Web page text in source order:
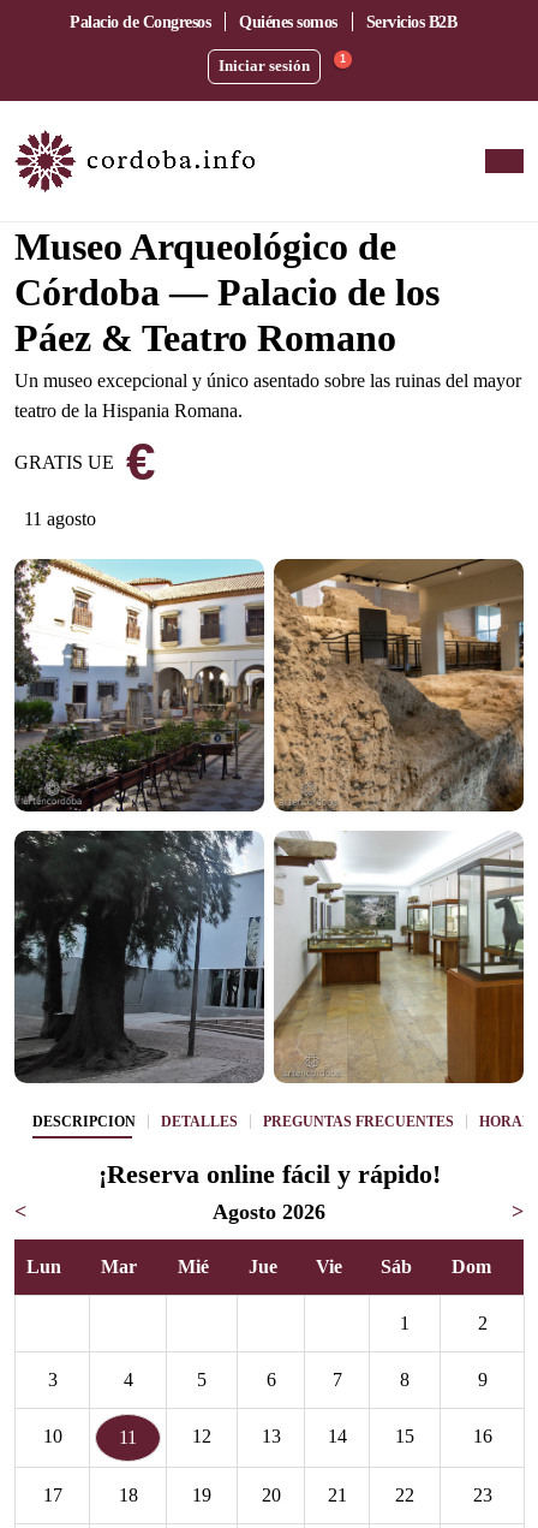
Palacio de Congresos Quiénes somos Servicios B2B
Iniciar sesión 1
Museo Arqueológico de
Córdoba — Palacio de los
Páez & Teatro Romano
Un museo excepcional y único asentado sobre las ruinas del mayor
teatro de la Hispania Romana.
GRATIS UE €
11 agosto
DESCRIPCIÓN DETALLES PREGUNTAS FRECUENTES
¡Reserva online fácil y rápido!
< Agosto 2026 >
Lun Mar Mié Jue Vie Sáb Dom
1 2
3 4 5 6 7 8 9
10 11 12 13 14 15 16
17 18 19 20 21 22 23